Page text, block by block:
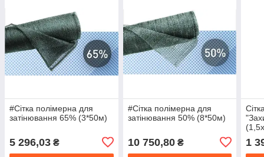
#Cітка полімерна для
затінювання 65% (3*50м)
5 296,03 ₴
#Cітка полімерна для
затінювання 50% (8*50м)
10 750,80₴ 1